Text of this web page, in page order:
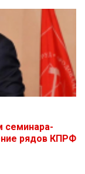
семинара-
рядов КПРФ